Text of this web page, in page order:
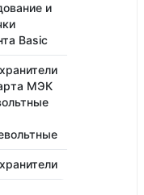
и
Basic
МЭК